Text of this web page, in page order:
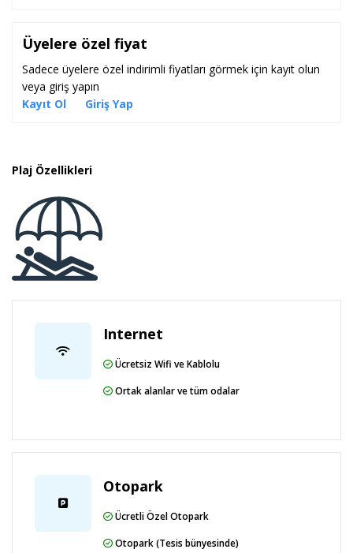
Üyelere özel fiyat
Sadece üyelere özel indirimli fiyatları görmek için kayıt olun
veya giriş yapın
Kayıt Ol
Giriş Yap
Plaj Özellikleri
Internet
Ücretsiz Wifi ve Kablolu
Ortak alanlar ve tüm odalar
Otopark
Ücretli Özel Otopark
Otopark (Tesis bünyesinde)